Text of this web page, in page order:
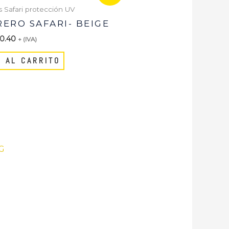
Safari protección UV
SAFARI- BEIGE
actual
$20.40.
+ (IVA)
AL CARRITO